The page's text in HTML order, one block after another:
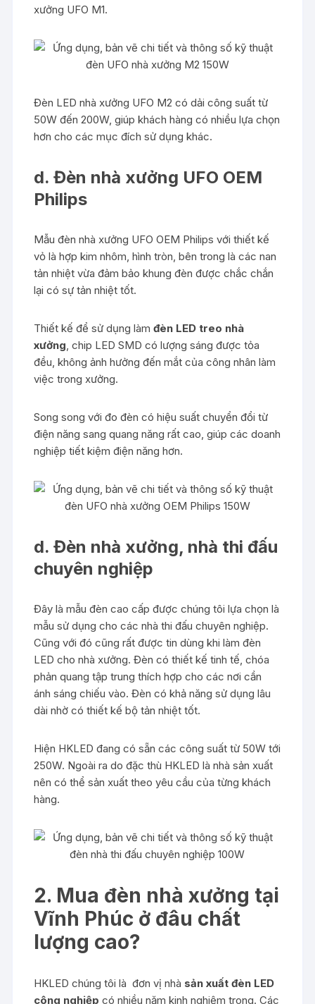
xưởng UFO M1.
Đèn LED nhà xưởng UFO M2 có dải công suất từ
50W đến 200W, giúp khách hàng có nhiều lựa chọn
hơn cho các mục đích sử dụng khác.
d. Đèn nhà xưởng UFO OEM
Philips
Mẫu đèn nhà xưởng UFO OEM Philips với thiết kế
vỏ là hợp kim nhôm, hình tròn, bên trong là các nan
tản nhiệt vừa đảm bảo khung đèn được chắc chắn
lại có sự tản nhiệt tốt.
Thiết kế để sử dụng làmđèn LED treo nhà
xưởng , chip LED SMD có lượng sáng được tỏa
đều, không ảnh hưởng đến mắt của công nhân làm
việc trong xưởng.
Song song với đo đèn có hiệu suất chuyển đổi từ
điện năng sang quang năng rất cao, giúp các doanh
nghiệp tiết kiệm điện năng hơn.
d. Đèn nhà xưởng, nhà thi đấu
chuyên nghiệp
Đây là mẫu đèn cao cấp được chúng tôi lựa chọn là
mẫu sử dụng cho các nhà thi đấu chuyên nghiệp.
Cũng với đó cũng rất được tin dùng khi làm đèn
LED cho nhà xưởng. Đèn có thiết kế tinh tế, chóa
phản quang tập trung thích hợp cho các nơi cần
ánh sáng chiếu vào. Đèn có khả năng sử dụng lâu
dài nhờ có thiết kế bộ tản nhiệt tốt.
Hiện HKLED đang có sẵn các công suất từ 50W tới
250W. Ngoài ra do đặc thù HKLED là nhà sản xuất
nên có thể sản xuất theo yêu cầu của từng khách
hàng.
2. Mua đèn nhà xưởng tại
Vĩnh Phúc ở đâu chất
lượng cao?
HKLED chúng tôi là đơn vị nhà sản xuất đèn LED
công nghiệp có nhiều năm kinh nghiệm trong. Các